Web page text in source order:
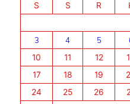
S
S R
3
4 5
10
11 12
17
18 19
24
25 26